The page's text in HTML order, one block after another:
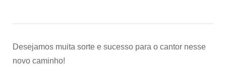
Desejamos muita sorte e sucesso para o cantor nesse
novo caminho!